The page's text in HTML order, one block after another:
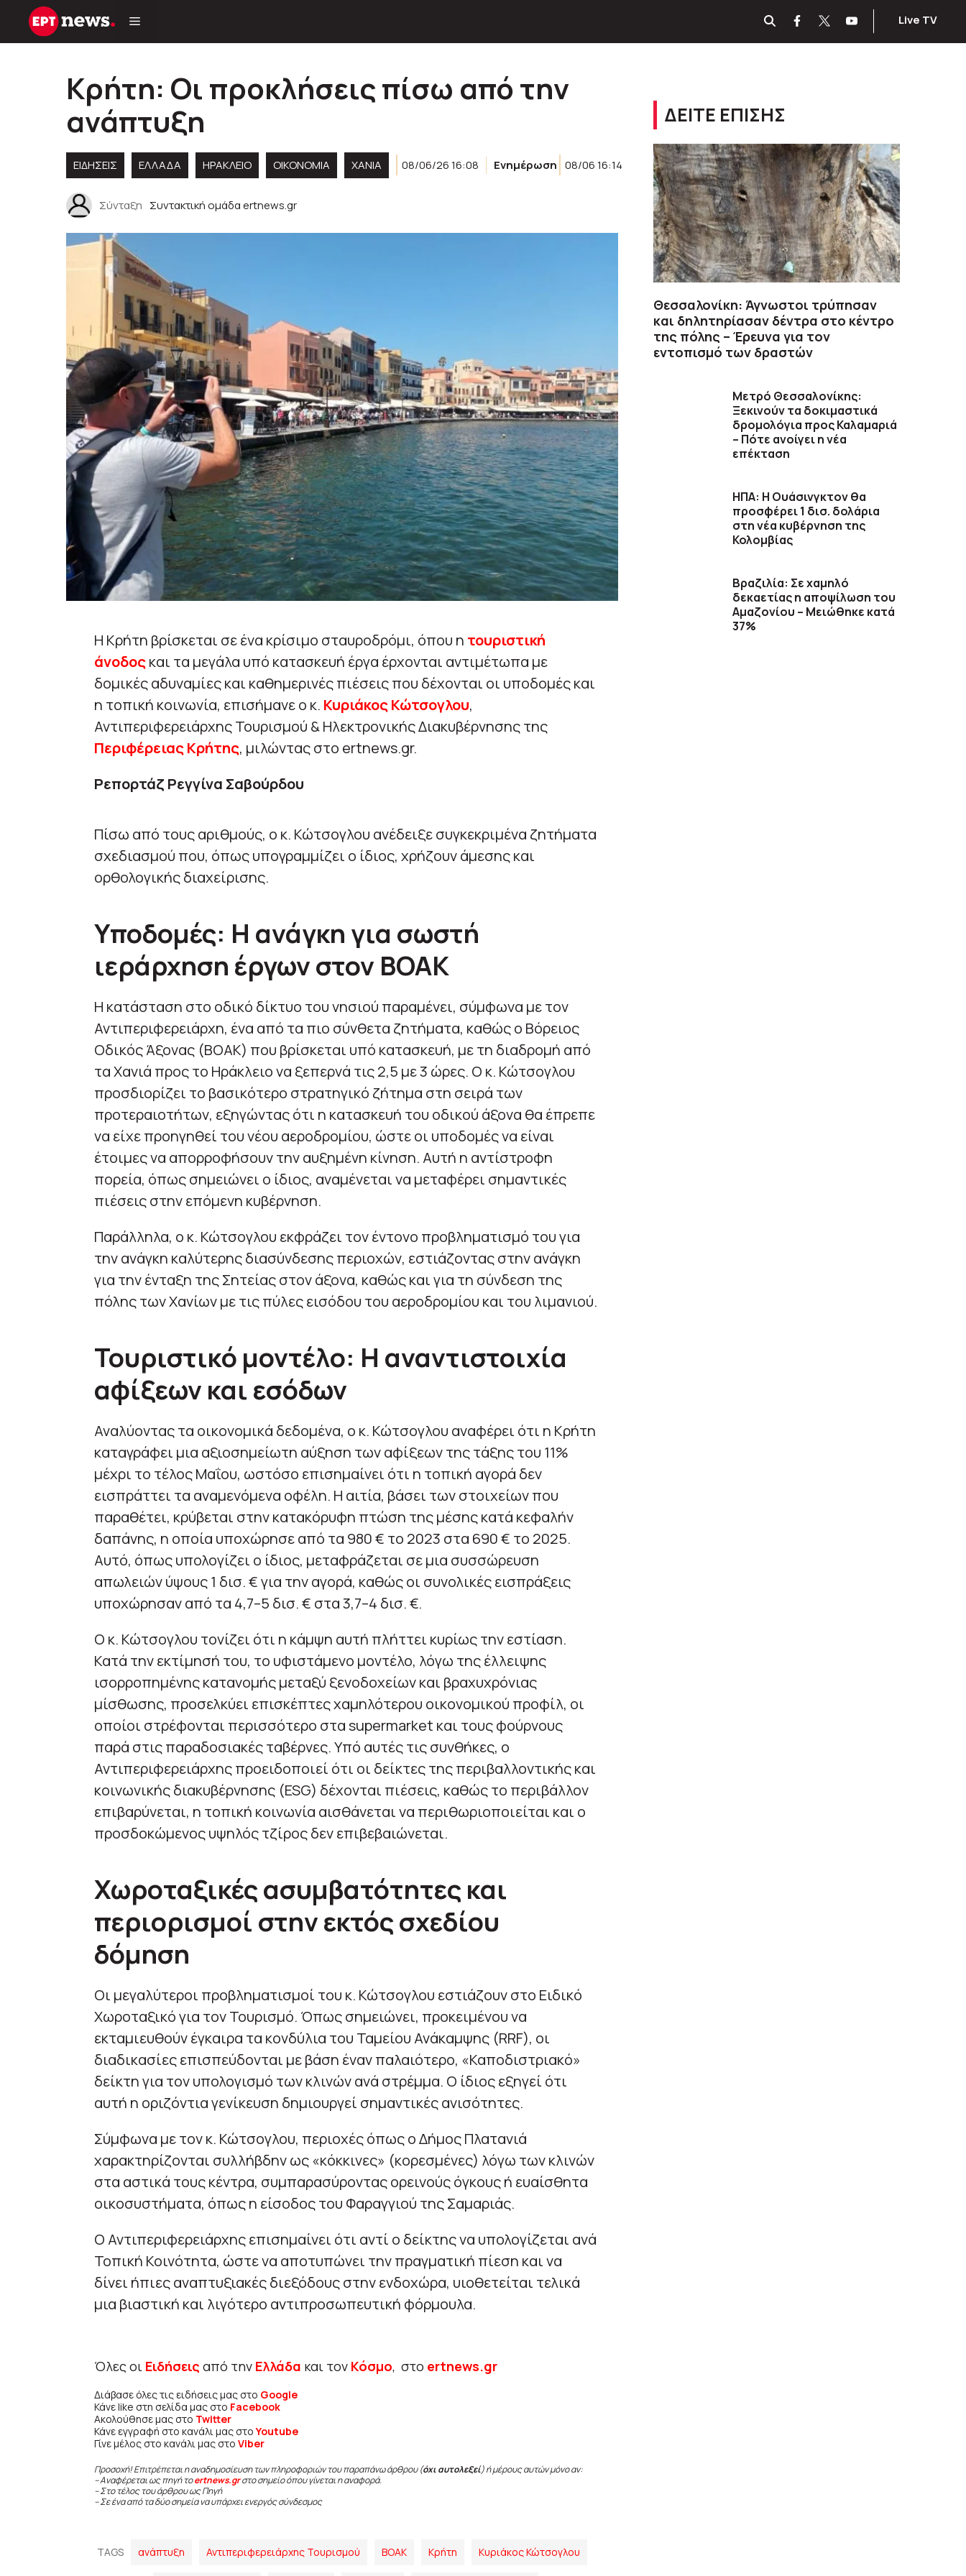
Μετάβαση
Live TV
Κρήτη: Οι προκλήσεις πίσω από την
ανάπτυξη
ΕΙΔΗΣΕΙΣ ΕΛΛΑΔΑ ΗΡΑΚΛΕΙΟ ΟΙΚΟΝΟΜΙΑ ΧΑΝΙΑ 08/06/26 16:08 Ενημέρωση 08/06 16:14
Σύνταξη Συντακτική ομάδα ertnews.gr
Η Κρήτη βρίσκεται σε ένα κρίσιμο σταυροδρόμι, όπου η τουριστική
άνοδοςκαι τα μεγάλα υπό κατασκευή έργα έρχονται αντιμέτωπα με
δομικές αδυναμίες και καθημερινές πιέσεις που δέχονται οι υποδομές και
η τοπική κοινωνία, επισήμανε ο κ. Κυριάκος Κώτσογλου,
Αντιπεριφερειάρχης Τουρισμού & Ηλεκτρονικής Διακυβέρνησης της
Περιφέρειας Κρήτης, μιλώντας στο ertnews.gr.
Ρεπορτάζ Ρεγγίνα Σαβούρδου
Πίσω από τους αριθμούς, ο κ. Κώτσογλου ανέδειξε συγκεκριμένα ζητήματα
σχεδιασμού που, όπως υπογραμμίζει ο ίδιος, χρήζουν άμεσης και
ορθολογικής διαχείρισης.
Υποδομές: Η ανάγκη για σωστή
ιεράρχηση έργων στον ΒΟΑΚ
Η κατάσταση στο οδικό δίκτυο του νησιού παραμένει, σύμφωνα με τον
Αντιπεριφερειάρχη, ένα από τα πιο σύνθετα ζητήματα, καθώς ο Βόρειος
Οδικός Άξονας (ΒΟΑΚ) που βρίσκεται υπό κατασκευή, με τη διαδρομή από
τα Χανιά προς το Ηράκλειο να ξεπερνά τις 2,5 με 3 ώρες. Ο κ. Κώτσογλου
προσδιορίζει το βασικότερο στρατηγικό ζήτημα στη σειρά των
προτεραιοτήτων, εξηγώντας ότι η κατασκευή του οδικού άξονα θα έπρεπε
να είχε προηγηθεί του νέου αεροδρομίου, ώστε οι υποδομές να είναι
έτοιμες να απορροφήσουν την αυξημένη κίνηση. Αυτή η αντίστροφη
πορεία, όπως σημειώνει ο ίδιος, αναμένεται να μεταφέρει σημαντικές
πιέσεις στην επόμενη κυβέρνηση.
Παράλληλα, ο κ. Κώτσογλου εκφράζει τον έντονο προβληματισμό του για
την ανάγκη καλύτερης διασύνδεσης περιοχών, εστιάζοντας στην ανάγκη
για την ένταξη της Σητείας στον άξονα, καθώς και για τη σύνδεση της
πόλης των Χανίων με τις πύλες εισόδου του αεροδρομίου και του λιμανιού.
Τουριστικό μοντέλο: Η αναντιστοιχία
αφίξεων και εσόδων
Αναλύοντας τα οικονομικά δεδομένα, ο κ. Κώτσογλου αναφέρει ότι η Κρήτη
καταγράφει μια αξιοσημείωτη αύξηση των αφίξεων της τάξης του 11%
μέχρι το τέλος Μαΐου, ωστόσο επισημαίνει ότι η τοπική αγορά δεν
εισπράττει τα αναμενόμενα οφέλη. Η αιτία, βάσει των στοιχείων που
παραθέτει, κρύβεται στην κατακόρυφη πτώση της μέσης κατά κεφαλήν
δαπάνης, η οποία υποχώρησε από τα 980 € το 2023 στα 690 € το 2025.
Αυτό, όπως υπολογίζει ο ίδιος, μεταφράζεται σε μια συσσώρευση
απωλειών ύψους 1 δισ. € για την αγορά, καθώς οι συνολικές εισπράξεις
υποχώρησαν από τα 4,7–5 δισ. € στα 3,7–4 δισ. €.
Ο κ. Κώτσογλου τονίζει ότι η κάμψη αυτή πλήττει κυρίως την εστίαση.
Κατά την εκτίμησή του, το υφιστάμενο μοντέλο, λόγω της έλλειψης
ισορροπημένης κατανομής μεταξύ ξενοδοχείων και βραχυχρόνιας
μίσθωσης, προσελκύει επισκέπτες χαμηλότερου οικονομικού προφίλ, οι
οποίοι στρέφονται περισσότερο στα supermarket και τους φούρνους
παρά στις παραδοσιακές ταβέρνες. Υπό αυτές τις συνθήκες, ο
Αντιπεριφερειάρχης προειδοποιεί ότι οι δείκτες της περιβαλλοντικής και
κοινωνικής διακυβέρνησης (ESG) δέχονται πιέσεις, καθώς το περιβάλλον
επιβαρύνεται, η τοπική κοινωνία αισθάνεται να περιθωριοποιείται και ο
προσδοκώμενος υψηλός τζίρος δεν επιβεβαιώνεται.
Χωροταξικές ασυμβατότητες και
περιορισμοί στην εκτός σχεδίου
δόμηση
Οι μεγαλύτεροι προβληματισμοί του κ. Κώτσογλου εστιάζουν στο Ειδικό
Χωροταξικό για τον Τουρισμό. Όπως σημειώνει, προκειμένου να
εκταμιευθούν έγκαιρα τα κονδύλια του Ταμείου Ανάκαμψης (RRF), οι
διαδικασίες επισπεύδονται με βάση έναν παλαιότερο, «Καποδιστριακό»
δείκτη για τον υπολογισμό των κλινών ανά στρέμμα. Ο ίδιος εξηγεί ότι
αυτή η οριζόντια γενίκευση δημιουργεί σημαντικές ανισότητες.
Σύμφωνα με τον κ. Κώτσογλου, περιοχές όπως ο Δήμος Πλατανιά
χαρακτηρίζονται συλλήβδην ως «κόκκινες» (κορεσμένες) λόγω των κλινών
στα αστικά τους κέντρα, συμπαρασύροντας ορεινούς όγκους ή ευαίσθητα
οικοσυστήματα, όπως η είσοδος του Φαραγγιού της Σαμαριάς.
Ο Αντιπεριφερειάρχης επισημαίνει ότι αντί ο δείκτης να υπολογίζεται ανά
Τοπική Κοινότητα, ώστε να αποτυπώνει την πραγματική πίεση και να
δίνει ήπιες αναπτυξιακές διεξόδους στην ενδοχώρα, υιοθετείται τελικά
μια βιαστική και λιγότερο αντιπροσωπευτική φόρμουλα.
Όλες οι Ειδήσεις από την Ελλάδα και τον Κόσμο, στο ertnews.gr
Διάβασε όλες τις ειδήσεις μας στο Google
Κάνε like στη σελίδα μας στο Facebook
Ακολούθησε μας στο Twitter
Κάνε εγγραφή στο κανάλι μας στοYoutube
Γίνε μέλος στο κανάλι μας στο Viber
Προσοχή! Επιτρέπεται η αναδημοσίευση των πληροφοριών του παραπάνω άρθρου (όχι αυτολεξεί) ή μέρους αυτών μόνο αν:
– Αναφέρεται ως πηγή τοertnews.gr στο σημείο όπου γίνεται η αναφορά.
– Στο τέλος του άρθρου ως Πηγή
– Σε ένα από τα δύο σημεία να υπάρχει ενεργός σύνδεσμος
TAGS ανάπτυξη Αντιπεριφερειάρχης Τουρισμού ΒΟΑΚ Κρήτη Κυριάκος Κώτσογλου
ΔΕΙΤΕ ΕΠΙΣΗΣ
Θεσσαλονίκη: Άγνωστοι τρύπησαν
και δηλητηρίασαν δέντρα στο κέντρο
της πόλης – Έρευνα για τον
εντοπισμό των δραστών
Μετρό Θεσσαλονίκης:
Ξεκινούν τα δοκιμαστικά
δρομολόγια προς Καλαμαριά
– Πότε ανοίγει η νέα
επέκταση
ΗΠΑ: H Ουάσινγκτον θα
προσφέρει 1 δισ. δολάρια
στη νέα κυβέρνηση της
Κολομβίας
Βραζιλία: Σε χαμηλό
δεκαετίας η αποψίλωση του
Αμαζονίου – Μειώθηκε κατά
37%